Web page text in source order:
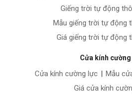
Giếng trời tự động
Mẫu giếng trời tự động
Giá giếng trời tự động
Cửa kính
Cửa kính cường lực | Mẫu
Giá cửa kính